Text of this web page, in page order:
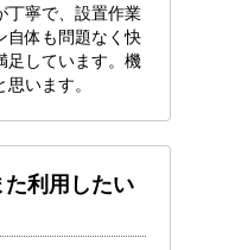
丁寧で、設置作業
自体も問題なく快
足しています。機
います。
利用したい